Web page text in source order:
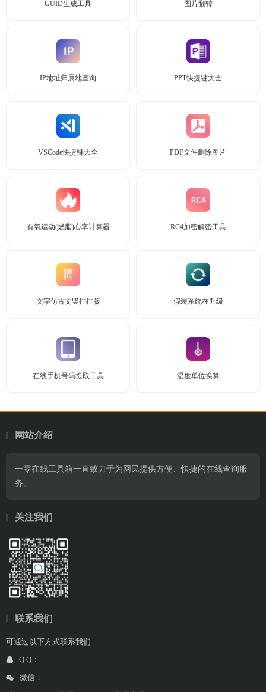
GUID生成工具 图片翻转
IP地址归属地查询 PPT快捷键大全
VSCode快捷键大全 PDF文件删除图片
有氧运动(燃脂)心率计算器 RC4加密解密工具
文字仿古文竖排排版 假装系统在升级
在线手机号码提取工具 温度单位换算
网站介绍
一零在线工具箱一直致力于为网民提供方便、快捷的在线查询服
务。
关注我们
联系我们
可通过以下方式联系我们
Q Q：
微信：